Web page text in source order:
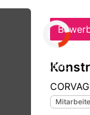
Recht
Laden...